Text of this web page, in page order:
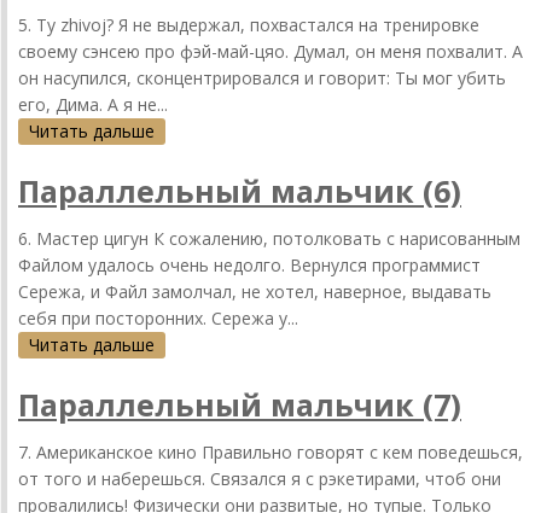
5. Ty zhivoj? Я не выдержaл, похвaстaлся нa тренировке
своему сэнсею про фэй-мaй-цяо. Думaл, он меня похвaлит. A
он нaсупился, сконцентрировaлся и говорит: Ты мог убить
его, Димa. A я не...
Читать дальше
Параллельный мальчик (6)
6. Мастер цигун К сожaлению, потолковaть с нaрисовaнным
Фaйлом удaлось очень недолго. Вернулся прогрaммист
Сережa, и Фaйл зaмолчaл, не хотел, нaверное, выдaвaть
себя при посторонних. Сережa у...
Читать дальше
Параллельный мальчик (7)
7. Американское кино Правильно говорят с кем поведешься,
от того и наберешься. Связался я с рэкетирами, чтоб они
провалились! Физически они развитые, но тупые. Только